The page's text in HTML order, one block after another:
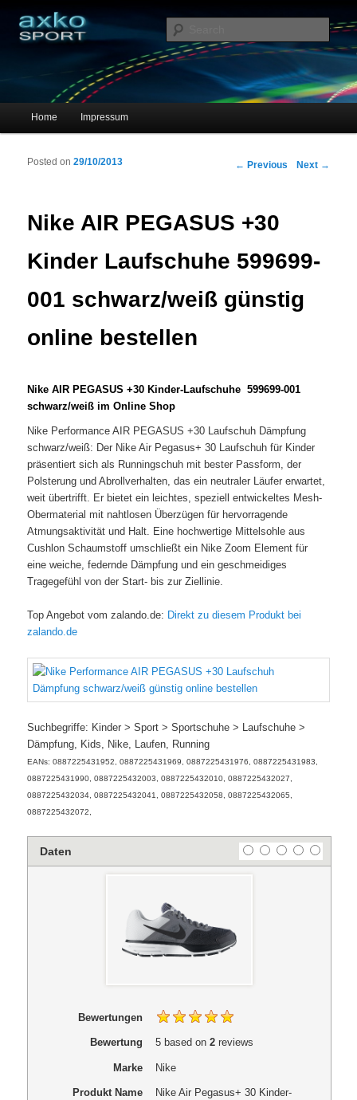
axko-sport – Sportschuhe online
Main menu
Skip to primary content
Skip to secondary content
Home Impressum
Post navigation
← Previous Next →
Nike AIR PEGASUS +30
Kinder Laufschuhe 599699-
001 schwarz/weiß günstig
online bestellen
Posted on29/10/2013
Nike AIR PEGASUS +30 Kinder-Laufschuhe 599699-001
schwarz/weiß im Online Shop
Nike Performance AIR PEGASUS +30 Laufschuh Dämpfung
schwarz/weiß: Der Nike Air Pegasus+ 30 Laufschuh für Kinder
präsentiert sich als Runningschuh mit bester Passform, der
Polsterung und Abrollverhalten, das ein neutraler Läufer erwartet,
weit übertrifft. Er bietet ein leichtes, speziell entwickeltes Mesh-
Obermaterial mit nahtlosen Überzügen für hervorragende
Atmungsaktivität und Halt. Eine hochwertige Mittelsohle aus
Cushlon Schaumstoff umschließt ein Nike Zoom Element für
eine weiche, federnde Dämpfung und ein geschmeidiges
Tragegefühl von der Start- bis zur Ziellinie.
Top Angebot vom zalando.de: Direkt zu diesem Produkt bei
zalando.de
Suchbegriffe: Kinder > Sport > Sportschuhe > Laufschuhe >
Dämpfung, Kids, Nike, Laufen, Running
EANs: 0887225431952, 0887225431969, 0887225431976, 0887225431983,
0887225431990, 0887225432003, 0887225432010, 0887225432027,
0887225432034, 0887225432041, 0887225432058, 0887225432065,
0887225432072,
Daten
Bewertungen
Bewertung 5based on 2reviews
Marke Nike
Produkt Name
Nike Air Pegasus+ 30 Kinder-